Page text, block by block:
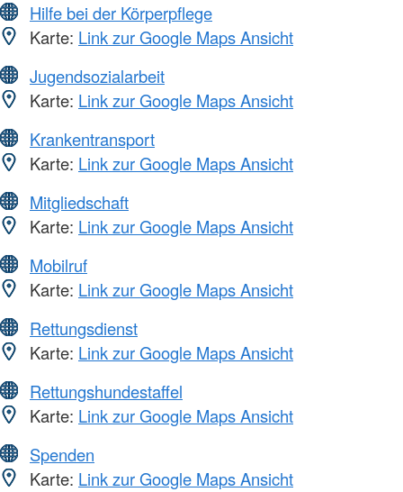
Hilfe bei der Körperpflege
Karte: Link zur Google Maps Ansicht
Jugendsozialarbeit
Karte: Link zur Google Maps Ansicht
Krankentransport
Karte: Link zur Google Maps Ansicht
Mitgliedschaft
Karte: Link zur Google Maps Ansicht
Mobilruf
Karte: Link zur Google Maps Ansicht
Rettungsdienst
Karte: Link zur Google Maps Ansicht
Rettungshundestaffel
Karte: Link zur Google Maps Ansicht
Spenden
Karte: Link zur Google Maps Ansicht